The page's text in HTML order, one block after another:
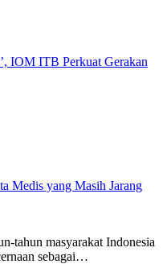
IOM ITB Perkuat Gerakan
Medis yang Masih Jarang
tahun masyarakat Indonesia
sebagai…